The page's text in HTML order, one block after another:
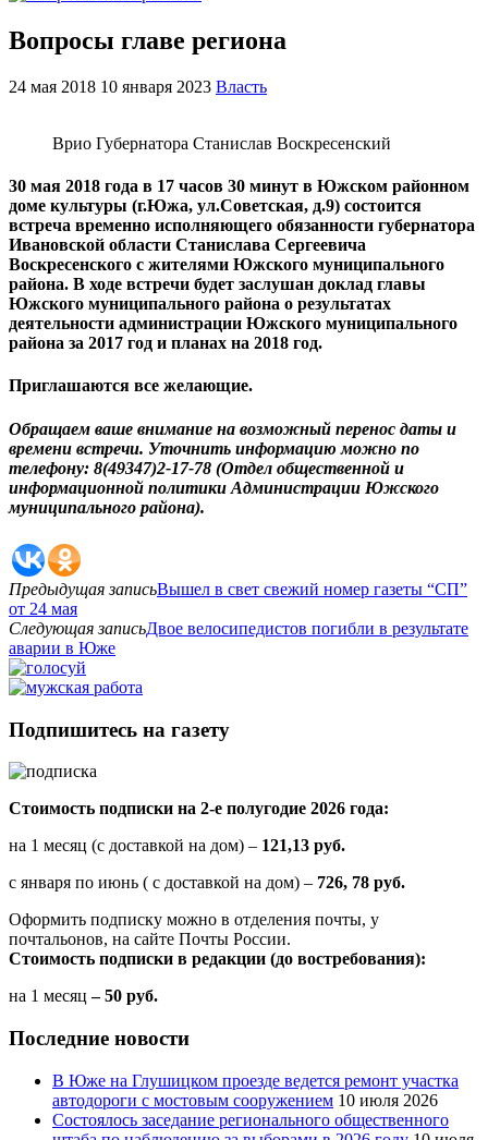
Вопросы главе региона
24 мая 2018 10 января 2023 Власть
Врио Губернатора Станислав Воскресенский
30 мая 2018 года в 17 часов 30 минут в Южском районном
доме культуры (г.Южа, ул.Советская, д.9) состоится
встреча временно исполняющего обязанности губернатора
Ивановской области Станислава Сергеевича
Воскресенского с жителями Южского муниципального
района. В ходе встречи будет заслушан доклад главы
Южского муниципального района о результатах
деятельности администрации Южского муниципального
района за 2017 год и планах на 2018 год.
Приглашаются все желающие.
Обращаем ваше внимание на возможный перенос даты и
времени встречи. Уточнить информацию можно по
телефону: 8(49347)2-17-78 (Отдел общественной и
информационной политики Администрации Южского
муниципального района).
Предыдущая записьВышел в свет свежий номер газеты “СП”
от 24 мая
Следующая записьДвое велосипедистов погибли в результате
аварии в Юже
Подпишитесь на газету
Стоимость подписки на 2-е полугодие 2026 года:
на 1 месяц (с доставкой на дом) – 121,13 руб.
с января по июнь ( с доставкой на дом) – 726, 78 руб.
Оформить подписку можно в отделения почты, у
почтальонов, на сайте Почты России.
Стоимость подписки в редакции (до востребования):
на 1 месяц – 50 руб.
Последние новости
В Юже на Глушицком проезде ведется ремонт участка
автодороги с мостовым сооружением 10 июля 2026
Состоялось заседание регионального общественного